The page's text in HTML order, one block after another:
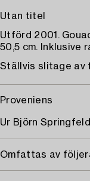
Utan titel
Utförd 2001.
50,5 cm. Inklusive
Ställvis slitage av
Proveniens
Ur Björn
Omfattas av